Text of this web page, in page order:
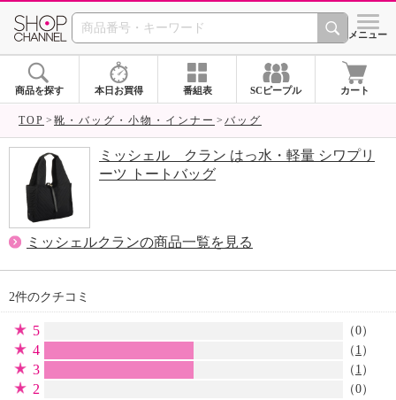
SHOP CHANNEL シメニュー
商品を探す 本日お買得 番組表 SCピープル カート
TOP 靴・バッグ・小物・インナー バッグ
ミッシェル クラン はっ水・軽量 シワプリ
ーツ トートバッグ
ミッシェルクランの商品一覧を見る
2件のクチコミ
5 （0）
4 （ 1 ）
3 （ 1 ）
2 （0）